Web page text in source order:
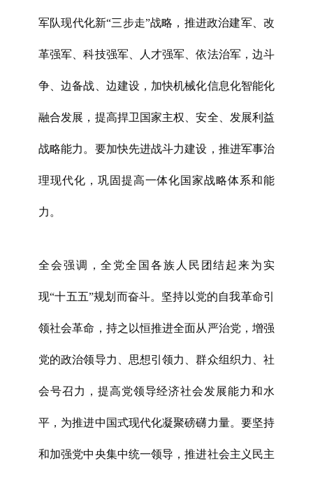
军队现代化新“三步走”战略，推进政治建军、改
革强军、科技强军、人才强军、依法治军，边斗
争、边备战、边建设，加快机械化信息化智能化
融合发展，提高捍卫国家主权、安全、发展利益
战略能力。要加快先进战斗力建设，推进军事治
理现代化，巩固提高一体化国家战略体系和能
力。
全会强调，全党全国各族人民团结起来为实
现“十五五”规划而奋斗。坚持以党的自我革命引
领社会革命，持之以恒推进全面从严治党，增强
党的政治领导力、思想引领力、群众组织力、社
会号召力，提高党领导经济社会发展能力和水
平，为推进中国式现代化凝聚磅礴力量。要坚持
和加强党中央集中统一领导，推进社会主义民主